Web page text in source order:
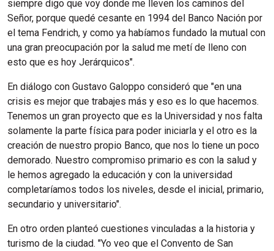
siempre digo que voy donde me lleven los caminos del
Señor, porque quedé cesante en 1994 del Banco Nación por
el tema Fendrich, y como ya habíamos fundado la mutual con
una gran preocupación por la salud me metí de lleno con
esto que es hoy Jerárquicos".
En diálogo con Gustavo Galoppo consideró que "en una
crisis es mejor que trabajes más y eso es lo que hacemos.
Tenemos un gran proyecto que es la Universidad y nos falta
solamente la parte física para poder iniciarla y el otro es la
creación de nuestro propio Banco, que nos lo tiene un poco
demorado. Nuestro compromiso primario es con la salud y
le hemos agregado la educación y con la universidad
completaríamos todos los niveles, desde el inicial, primario,
secundario y universitario".
En otro orden planteó cuestiones vinculadas a la historia y
turismo de la ciudad. "Yo veo que el Convento de San